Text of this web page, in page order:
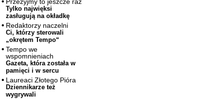
Przeżyjmy to jeszcze raz
Tylko najwięksi
zasługują na okładkę
Redaktorzy naczelni
Ci, którzy sterowali
„okrętem Tempo“
Tempo we
wspomnieniach
Gazeta, która została w
pamięci i w sercu
Laureaci Złotego Pióra
Dziennikarze też
wygrywali